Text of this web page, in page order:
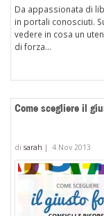
Da appassionata di
in portali conosciuti.
vedere in cosa un
di forza...
Come scegliere il
di sarah | 4 Nov 2013